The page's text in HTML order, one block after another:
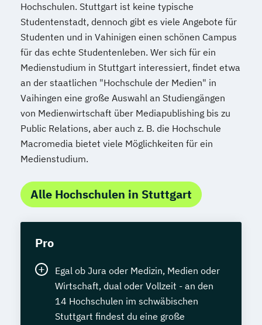
Hochschulen. Stuttgart ist keine typische
Studentenstadt, dennoch gibt es viele Angebote für
Studenten und in Vahinigen einen schönen Campus
für das echte Studentenleben. Wer sich für ein
Medienstudium in Stuttgart interessiert, findet etwa
an der staatlichen "Hochschule der Medien" in
Vaihingen eine große Auswahl an Studiengängen
von Medienwirtschaft über Mediapublishing bis zu
Public Relations, aber auch z. B. die Hochschule
Macromedia bietet viele Möglichkeiten für ein
Medienstudium.
Alle Hochschulen in Stuttgart
Pro
Egal ob Jura oder Medizin, Medien oder
Wirtschaft, dual oder Vollzeit - an den
14 Hochschulen im schwäbischen
Stuttgart findest du eine große